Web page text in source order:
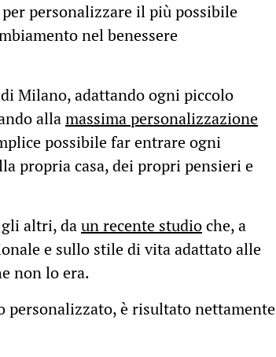
personalizzare il più possibile
nel benessere
Milano, adattando ogni piccolo
allamassima personalizzazione
possibile far entrare ogni
propria casa, dei propri pensieri e
gli altri, daun recente studioche, a
e sullo stile di vita adattato alle
non lo era.
è risultato nettamente